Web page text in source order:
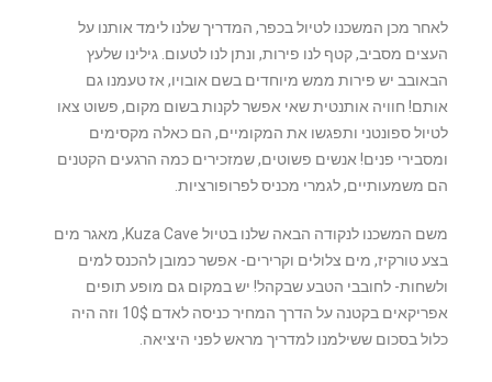
לאחר מכן המשכנו לטיול בכפר, המדריך שלנו לימד אותנו על
העצים מסביב, קטף לנו פירות, ונתן לנו לטעום. גילינו שלעץ
הבאובב יש פירות ממש מיוחדים בשם אובויו, אז טעמנו גם
אותם! חוויה אותנטית שאי אפשר לקנות בשום מקום, פשוט צאו
לטיול ספונטני ותפגשו את המקומיים, הם כאלה מקסימים
ומסבירי פנים! אנשים פשוטים, שמזכירים כמה הרגעים הקטנים
הם משמעותיים, לגמרי מכניס לפרופורציות.
משם המשכנו לנקודה הבאה שלנו בטיול Kuza Cave, מאגר מים
בצע טורקיז, מים צלולים וקרירים- אפשר כמובן להכנס למים
ולשחות- לחובבי הטבע שבקהל! יש במקום גם מופע תופים
אפריקאים בקטנה על הדרך המחיר כניסה לאדם 10$ וזה היה
כלול בסכום ששילמנו למדריך מראש לפני היציאה.